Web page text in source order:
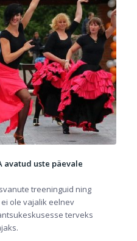
avatud uste päevale
treeninguid ning
ole vajalik eelnev
terveks